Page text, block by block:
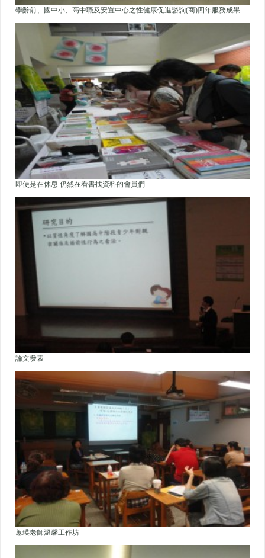
學齡前、國中小、高中職及安置中心之性健康促進諮詢(商)四年服務成果
暨未來展望
即使是在休息 仍然在看書找資料的會員們
論文發表
蕙瑛老師溫馨工作坊